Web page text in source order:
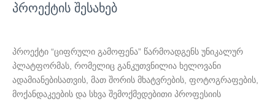
პროექტის შესახებ
პროექტი “ციფრული გამოფენა” წარმოადგენს უნიკალურ
პლატფორმას, რომელიც განკუთვნილია ხელოვანი
ადამიანებისათვის, მათ შორის მხატვრების, ფოტოგრაფების,
მოქანდაკეების და სხვა შემოქმედებითი პროფესიის